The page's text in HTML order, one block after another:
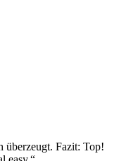
überzeugt. Fazit: Top!